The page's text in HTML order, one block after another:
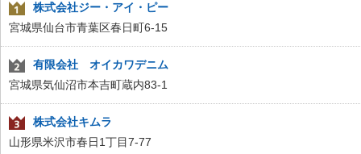
株式会社ジー・アイ・ピー
宮城県仙台市青葉区春日町6-15
有限会社 オイカワデニム
宮城県気仙沼市本吉町蔵内83-1
株式会社キムラ
山形県米沢市春日1丁目7-77